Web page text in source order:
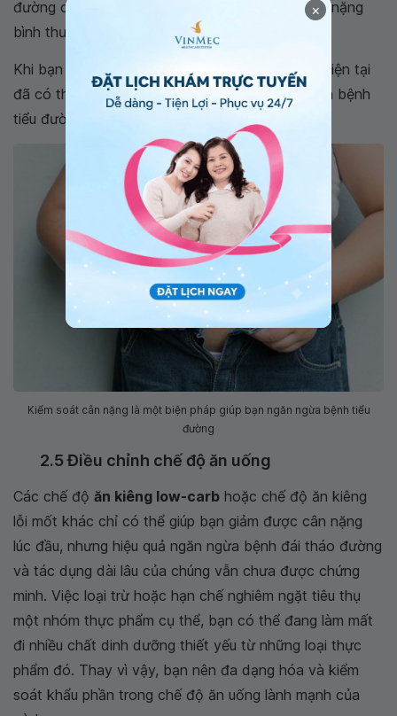
đường cao gấp 20 – 40 lần so với người có cân nặng
bình thường.
Khi bạn giảm được khoảng 7 -10% trong lượng hiện tại
đã có thể giảm được một nửa nguy cơ phát triển bệnh
tiểu đường loại 2.
Kiểm soát cân nặng là một biện pháp giúp bạn ngăn ngừa bệnh tiểu
đường
2.5 Điều chỉnh chế độ ăn uống
Các chế độ ăn kiêng low-carb hoặc chế độ ăn kiêng
lỗi mốt khác chỉ có thể giúp bạn giảm được cân nặng
lúc đầu, nhưng hiệu quả ngăn ngừa bệnh đái tháo đường
và tác dụng dài lâu của chúng vẫn chưa được chứng
minh. Việc loại trừ hoặc hạn chế nghiêm ngặt tiêu thụ
một nhóm thực phẩm cụ thể, bạn có thể đang làm mất
đi nhiều chất dinh dưỡng thiết yếu từ những loại thực
phẩm đó. Thay vì vậy, bạn nên đa dạng hóa và kiểm
soát khẩu phần trong chế độ ăn uống lành mạnh của
×